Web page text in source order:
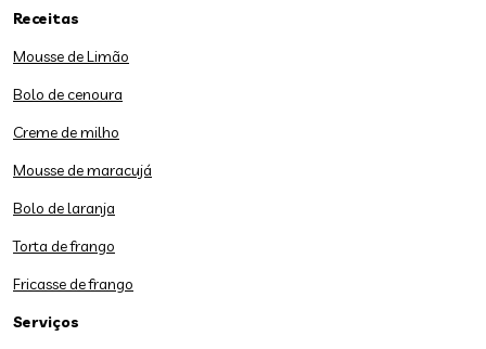
Receitas
Mousse de Limão
Bolo de cenoura
Creme de milho
Mousse de maracujá
Bolo de laranja
Torta de frango
Fricasse de frango
Serviços